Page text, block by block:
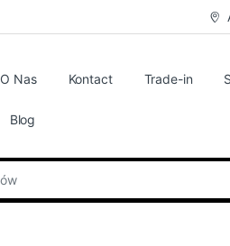
O Nas Kontact Trade-in
Blog